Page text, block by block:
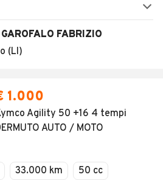
FABRIZIO
(LI)
1.000
Agility 50 +16 4 tempi
AUTO / MOTO
33.000 km
50 cc